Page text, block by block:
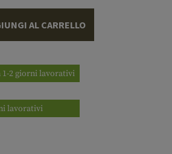
AL CARRELLO
1-2 giorni lavorativi
lavorativi